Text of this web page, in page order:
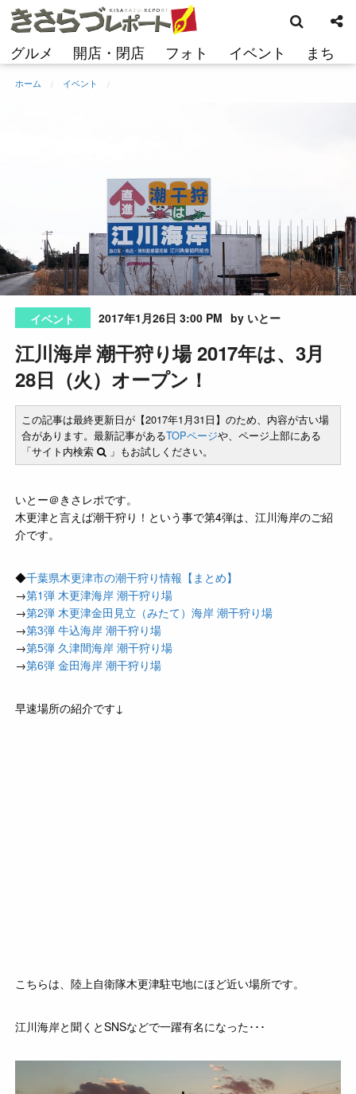
コ
ン
ン
グルメ 開店・閉店 フォト イベント まち
索
ホーム イベント
イベント 2017年1月26日 3:00 PM by いとー
江川海岸 潮干狩り場 2017年は、3月
28日（火）オープン！
この記事は最終更新日が【2017年1月31日】のため、内容が古い場
合があります。最新記事があるTOPページや、ページ上部にある
「サイト内検索
」もお試しください。
いとー＠きさレポです。
木更津と言えば潮干狩り！という事で第4弾は、江川海岸のご紹
介です。
◆千葉県木更津市の潮干狩り情報【まとめ】
→第1弾 木更津海岸 潮干狩り場
→第2弾 木更津金田見立（みたて）海岸 潮干狩り場
→第3弾 牛込海岸 潮干狩り場
→第5弾 久津間海岸 潮干狩り場
→第6弾 金田海岸 潮干狩り場
早速場所の紹介です↓
こちらは、陸上自衛隊木更津駐屯地にほど近い場所です。
江川海岸と聞くとSNSなどで一躍有名になった･･･